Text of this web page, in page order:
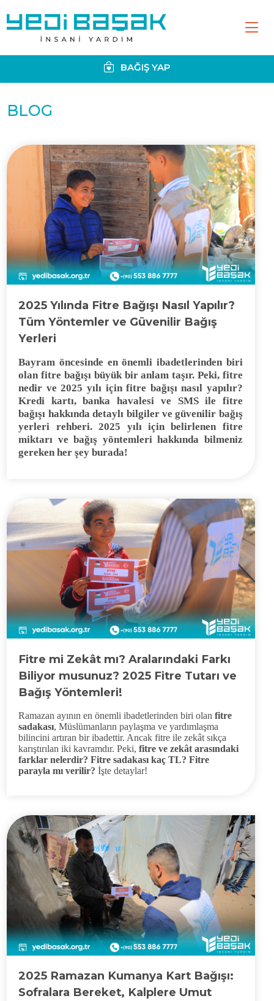
BAĞIŞ YAP
BLOG
2025 Yılında Fitre Bağışı Nasıl Yapılır?
Tüm Yöntemler ve Güvenilir Bağış
Yerleri
Bayram öncesinde en önemli ibadetlerinden biri
olan fitre bağışı büyük bir anlam taşır. Peki, fitre
nedir ve 2025 yılı için fitre bağışı nasıl yapılır?
Kredi kartı, banka havalesi ve SMS ile fitre
bağışı hakkında detaylı bilgiler ve güvenilir bağış
yerleri rehberi. 2025 yılı için belirlenen fitre
miktarı ve bağış yöntemleri hakkında bilmeniz
gereken her şey burada!
Fitre mi Zekât mı? Aralarındaki Farkı
Biliyor musunuz? 2025 Fitre Tutarı ve
Bağış Yöntemleri!
Ramazan ayının en önemli ibadetlerinden biri olanfitre
sadakası, Müslümanların paylaşma ve yardımlaşma
bilincini artıran bir ibadettir. Ancak fitre ile zekât sıkça
karıştırılan iki kavramdır. Peki,fitre ve zekât arasındaki
farklar nelerdir? Fitre sadakası kaç TL? Fitre
parayla mı verilir? İşte detaylar!
2025 Ramazan Kumanya Kart Bağışı:
Sofralara Bereket, Kalplere Umut